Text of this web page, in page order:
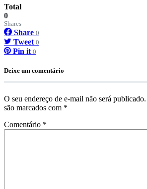
Total
0
Shares
Share 0
Tweet 0
Pin it 0
Deixe um comentário
O seu endereço de e-mail não será publicado.
são marcados com *
Comentário *